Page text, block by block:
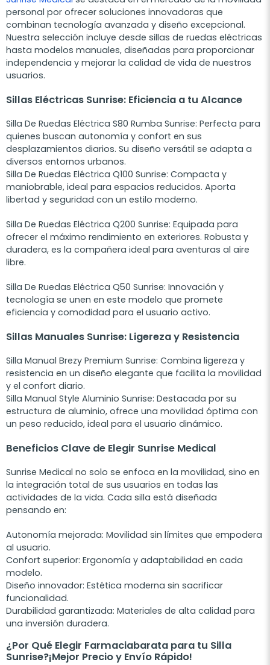
personal por ofrecer soluciones innovadoras que
combinan tecnología avanzada y diseño excepcional.
Nuestra selección incluye desde sillas de ruedas eléctricas
hasta modelos manuales, diseñadas para proporcionar
independencia y mejorar la calidad de vida de nuestros
usuarios.
Sillas Eléctricas Sunrise: Eficiencia a tu Alcance
Silla De Ruedas Eléctrica S80 Rumba Sunrise: Perfecta para
quienes buscan autonomía y confort en sus
desplazamientos diarios. Su diseño versátil se adapta a
diversos entornos urbanos.
Silla De Ruedas Eléctrica Q100 Sunrise: Compacta y
maniobrable, ideal para espacios reducidos. Aporta
libertad y seguridad con un estilo moderno.
Silla De Ruedas Eléctrica Q200 Sunrise: Equipada para
ofrecer el máximo rendimiento en exteriores. Robusta y
duradera, es la compañera ideal para aventuras al aire
libre.
Silla De Ruedas Eléctrica Q50 Sunrise: Innovación y
tecnología se unen en este modelo que promete
eficiencia y comodidad para el usuario activo.
Sillas Manuales Sunrise: Ligereza y Resistencia
Silla Manual Brezy Premium Sunrise: Combina ligereza y
resistencia en un diseño elegante que facilita la movilidad
y el confort diario.
Silla Manual Style Aluminio Sunrise: Destacada por su
estructura de aluminio, ofrece una movilidad óptima con
un peso reducido, ideal para el usuario dinámico.
Beneficios Clave de Elegir Sunrise Medical
Sunrise Medical no solo se enfoca en la movilidad, sino en
la integración total de sus usuarios en todas las
actividades de la vida. Cada silla está diseñada
pensando en:
Autonomía mejorada: Movilidad sin límites que empodera
al usuario.
Confort superior: Ergonomía y adaptabilidad en cada
modelo.
Diseño innovador: Estética moderna sin sacrificar
funcionalidad.
Durabilidad garantizada: Materiales de alta calidad para
una inversión duradera.
¿Por Qué Elegir Farmaciabarata para tu Silla
Sunrise?¡Mejor Precio y Envío Rápido!